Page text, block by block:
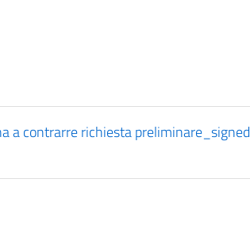
a contrarre richiesta preliminare_signed